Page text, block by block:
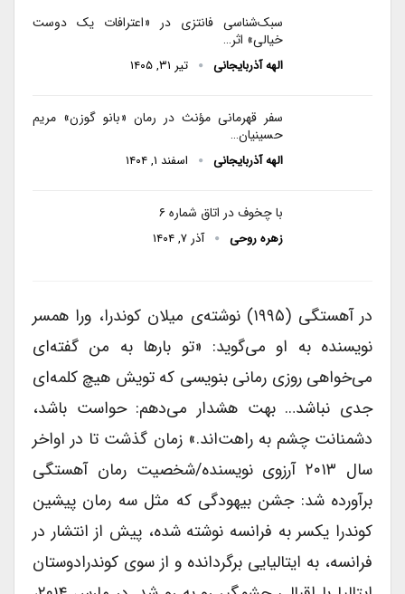
سبک‌شناسی فانتزی در «اعترافات یک دوست
خیالی» اثر…
الهه آذربایجانی تیر ۳۱, ۱۴۰۵
سفر قهرمانی مؤنث در رمان «بانو گوزن» مریم
حسینیان…
الهه آذربایجانی اسفند ۱, ۱۴۰۴
با چخوف در اتاق شماره ۶
زهره روحی آذر ۷, ۱۴۰۴
در آهستگی (۱۹۹۵) نوشته‌ی میلان کوندرا، ورا همسر
نویسنده به او می‌گوید: «تو بارها به من گفته‌ای
می‌خواهی روزی رمانی بنویسی که تویش هیچ کلمه‌ای
جدی نباشد… بهت هشدار می‌دهم: حواست باشد،
دشمنانت چشم به راهت‌اند.» زمان گذشت تا در اواخر
سال ۲۰۱۳ آرزوی نویسنده/شخصیت رمان آهستگی
برآورده شد: جشن بیهودگی که مثل سه رمان پیشین
کوندرا یکسر به فرانسه نوشته شده، پیش از انتشار در
فرانسه، به ایتالیایی برگردانده و از سوی کوندرادوستان